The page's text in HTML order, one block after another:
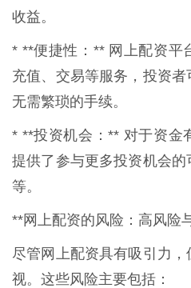
收益。
* **便捷性：** 网上配资平
充值、交易等服务，投资者
无需繁琐的手续。
* **投资机会：** 对于资金
提供了参与更多投资机会
等。
**网上配资的风险：高风险
尽管网上配资具有吸引力
视。这些风险主要包括：